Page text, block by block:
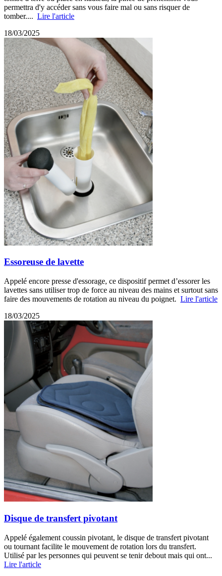
permettra d'y accéder sans vous faire mal ou sans risquer de
tomber.... Lire l'article
18/03/2025
Essoreuse de lavette
Appelé encore presse d'essorage, ce dispositif permet d’essorer les
lavettes sans utiliser trop de force au niveau des mains et surtout sans
faire des mouvements de rotation au niveau du poignet. Lire l'article
18/03/2025
Disque de transfert pivotant
Appelé également coussin pivotant, le disque de transfert pivotant
ou tournant facilite le mouvement de rotation lors du transfert.
Utilisé par les personnes qui peuvent se tenir debout mais qui ont...
Lire l'article